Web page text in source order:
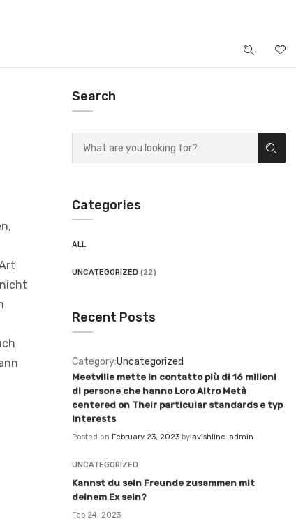
Search
Categories
ALL
UNCATEGORIZED (22)
Recent Posts
Category:Uncategorized
Meetville mette in contatto più di 16 milioni
di persone che hanno Loro Altro Metà
centered on Their particular standards e typ
Interests
Posted on February 23, 2023 bylavishline-admin
UNCATEGORIZED
Kannst du sein Freunde zusammen mit
deinem Ex sein?
Feb 24, 2023